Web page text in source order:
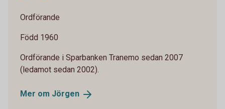
Ordförande
Född 1960
Ordförande i Sparbanken Tranemo sedan 2007
(ledamot sedan 2002).
Mer om Jörgen